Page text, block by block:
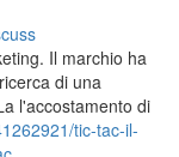
Il marchio ha
di una
l'accostamento di
tic-tac-il-